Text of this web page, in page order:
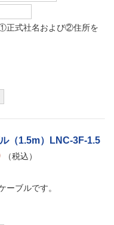
正式社名および②住所を
（1.5m）LNC-3F-1.5
（税込）
ーブルです。